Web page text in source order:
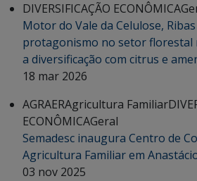
DIVERSIFICAÇÃO ECONÔMICA
Motor do Vale da Celulose,
protagonismo no setor florestal
a diversificação com citrus e
18 mar 2026
AGRAERAgricultura Familiar
ECONÔMICAGeral
Semadesc inaugura Centro de
Agricultura Familiar em
03 nov 2025